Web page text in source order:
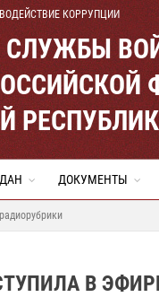
КОРРУПЦИИ
СЛУЖБЫ
ДОКУМЕНТЫ
В